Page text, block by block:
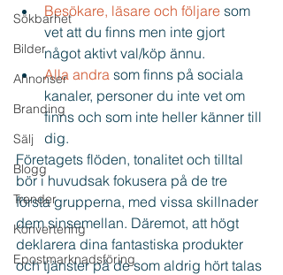
Sökbarhet
Bilder
Annonser
Branding
Sälj
Blogg
Trender
Konvertering
Epostmarknadsföring
Besökare, läsare och följare som
vet att du finns men inte gjort
något aktivt val/köp ännu.
Alla andra som finns på sociala
kanaler, personer du inte vet om
finns och som inte heller känner till
dig.
Företagets flöden, tonalitet och tilltal
bör i huvudsak fokusera på de tre
första grupperna, med vissa skillnader
dem sinsemellan. Däremot, att högt
deklarera dina fantastiska produkter
och tjänster på de som aldrig hört talas